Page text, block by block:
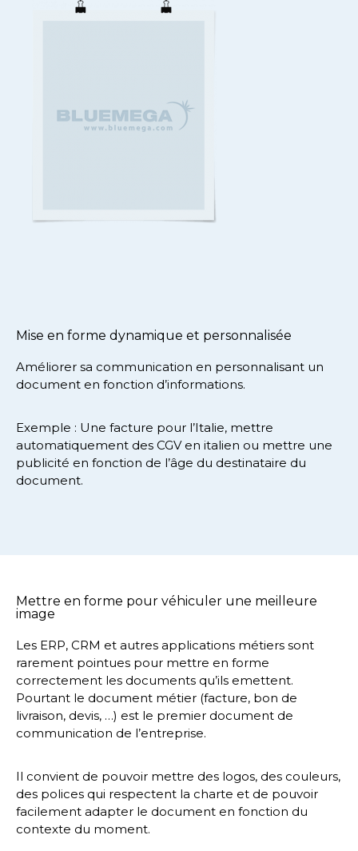
Mise en forme dynamique et personnalisée
Améliorer sa communication en personnalisant un
document en fonction d’informations.
Exemple : Une facture pour l’Italie, mettre
automatiquement des CGV en italien ou mettre une
publicité en fonction de l’âge du destinataire du
document.
Mettre en forme pour véhiculer une meilleure
image
Les ERP, CRM et autres applications métiers sont
rarement pointues pour mettre en forme
correctement les documents qu’ils emettent.
Pourtant le document métier (facture, bon de
livraison, devis, …) est le premier document de
communication de l’entreprise.
Il convient de pouvoir mettre des logos, des couleurs,
des polices qui respectent la charte et de pouvoir
facilement adapter le document en fonction du
contexte du moment.